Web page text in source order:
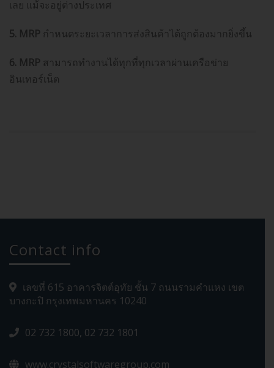
เลย แม้จะอยู่ต่างประเทศ
5. MRP กำหนดระยะเวลาการส่งสินค้าได้ถูกต้องมากยิ่งขึ้น
6. MRP สามารถทำงานได้ทุกที่ทุกเวลาผ่านเครือข่าย
อินเทอร์เน็ต
Contact info
เลขที่ 615 อาคารจิตต์อุทัย ชั้น 7 ถนนรามคำแหง เขต
บางกะปิ กรุงเทพมหานคร 10240
02 732 1800, 02 732 1801
www.crystalsoftwaregroup.com